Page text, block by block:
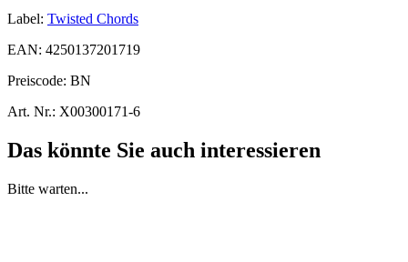
Label: Twisted Chords
EAN: 4250137201719
Preiscode: BN
Art. Nr.: X00300171-6
Das könnte Sie auch interessieren
Bitte warten...